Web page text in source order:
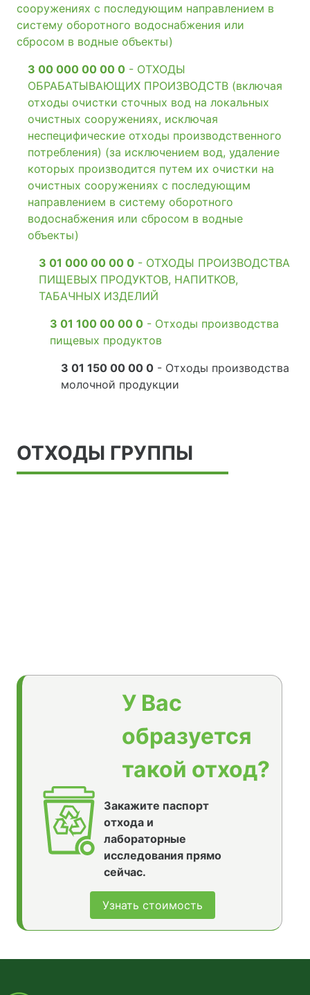
сооружениях с последующим направлением в
систему оборотного водоснабжения или
сбросом в водные объекты)
3 00 000 00 00 0 - ОТХОДЫ
ОБРАБАТЫВАЮЩИХ ПРОИЗВОДСТВ (включая
отходы очистки сточных вод на локальных
очистных сооружениях, исключая
неспецифические отходы производственного
потребления) (за исключением вод, удаление
которых производится путем их очистки на
очистных сооружениях с последующим
направлением в систему оборотного
водоснабжения или сбросом в водные
объекты)
3 01 000 00 00 0 - ОТХОДЫ ПРОИЗВОДСТВА
ПИЩЕВЫХ ПРОДУКТОВ, НАПИТКОВ,
ТАБАЧНЫХ ИЗДЕЛИЙ
3 01 100 00 00 0 - Отходы производства
пищевых продуктов
3 01 150 00 00 0 - Отходы производства
молочной продукции
ОТХОДЫ ГРУППЫ
У Вас
образуется
такой отход?
Закажите паспорт
отхода и
лабораторные
исследования прямо
сейчас.
Узнать стоимость